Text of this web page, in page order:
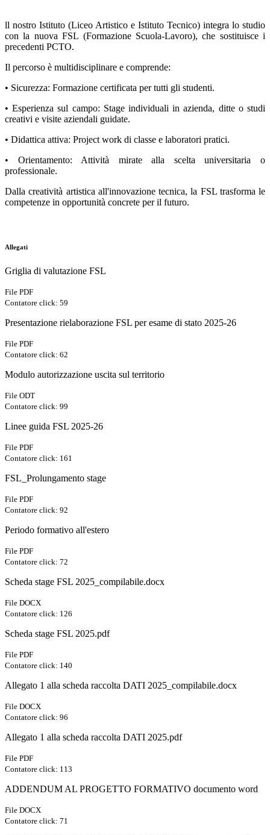
ll nostro Istituto (Liceo Artistico e Istituto Tecnico) integra lo studio
con la nuova FSL (Formazione Scuola-Lavoro), che sostituisce i
precedenti PCTO.
Il percorso è multidisciplinare e comprende:
• Sicurezza: Formazione certificata per tutti gli studenti.
• Esperienza sul campo: Stage individuali in azienda, ditte o studi
creativi e visite aziendali guidate.
• Didattica attiva: Project work di classe e laboratori pratici.
• Orientamento: Attività mirate alla scelta universitaria o
professionale.
Dalla creatività artistica all'innovazione tecnica, la FSL trasforma le
competenze in opportunità concrete per il futuro.
Allegati
Griglia di valutazione FSL
File PDF
Contatore click: 59
Presentazione rielaborazione FSL per esame di stato 2025-26
File PDF
Contatore click: 62
Modulo autorizzazione uscita sul territorio
File ODT
Contatore click: 99
Linee guida FSL 2025-26
File PDF
Contatore click: 161
FSL_Prolungamento stage
File PDF
Contatore click: 92
Periodo formativo all'estero
File PDF
Contatore click: 72
Scheda stage FSL 2025_compilabile.docx
File DOCX
Contatore click: 126
Scheda stage FSL 2025.pdf
File PDF
Contatore click: 140
Allegato 1 alla scheda raccolta DATI 2025_compilabile.docx
File DOCX
Contatore click: 96
Allegato 1 alla scheda raccolta DATI 2025.pdf
File PDF
Contatore click: 113
ADDENDUM AL PROGETTO FORMATIVO documento word
File DOCX
Contatore click: 71